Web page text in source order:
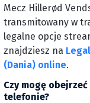
Mecz Hillerød
transmitowany w
legalne opcje
znajdziesz na
(Dania) online.
Czy mogę
telefonie?